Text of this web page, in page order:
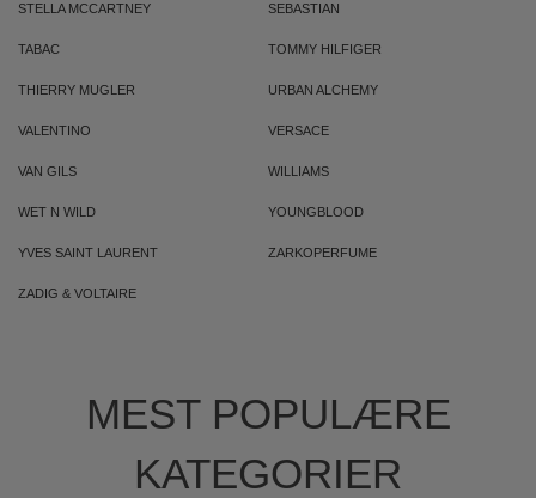
STELLA MCCARTNEY SEBASTIAN
TABAC TOMMY HILFIGER
THIERRY MUGLER URBAN ALCHEMY
VALENTINO VERSACE
VAN GILS WILLIAMS
WET N WILD YOUNGBLOOD
YVES SAINT LAURENT ZARKOPERFUME
ZADIG & VOLTAIRE
MEST POPULÆRE
KATEGORIER